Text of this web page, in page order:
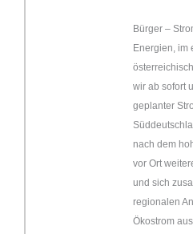
Bürger –
Energien, im
wir ab sofort
geplanter
nach dem
vor Ort
und sich
regionalen
Ökostrom